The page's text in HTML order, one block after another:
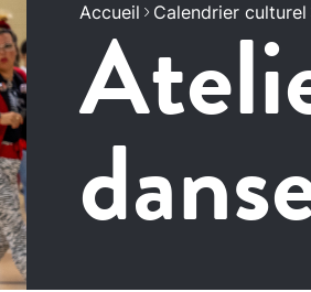
Accueil Calendrier culturel